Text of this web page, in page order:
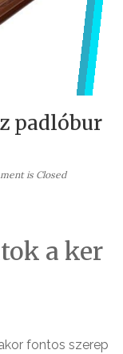
padlóbur
is Closed
a ker
fontos szerep